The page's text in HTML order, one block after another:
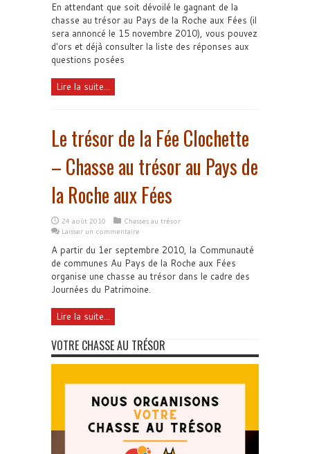
En attendant que soit dévoilé le gagnant de la
chasse au trésor au Pays de la Roche aux Fées (il
sera annoncé le 15 novembre 2010), vous pouvez
d'ors et déjà consulter la liste des réponses aux
questions posées
Lire la suite...
Le trésor de la Fée Clochette
– Chasse au trésor au Pays de
la Roche aux Fées
24 août 2010
Chasses au trésor
Laisser un commentaire
A partir du 1er septembre 2010, la Communauté
de communes Au Pays de la Roche aux Fées
organise une chasse au trésor dans le cadre des
Journées du Patrimoine.
Lire la suite...
VOTRE CHASSE AU TRÉSOR